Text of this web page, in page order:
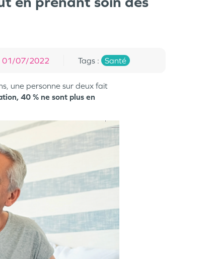
01/07/2022 Tags: Santé
une personne sur deux fait
40 % ne sont plus en